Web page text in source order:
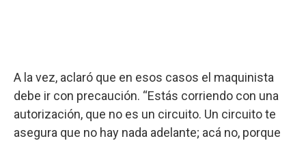
A la vez, aclaró que en esos casos el maquinista
debe ir con precaución. “Estás corriendo con una
autorización, que no es un circuito. Un circuito te
asegura que no hay nada adelante; acá no, porque